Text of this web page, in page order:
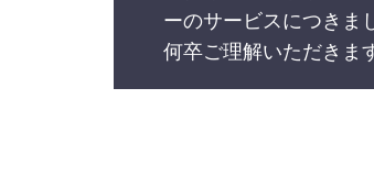
ーのサービスにつきま
何卒ご理解いただきま